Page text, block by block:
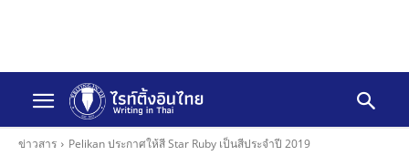
ข่าวสาร Pelikan ประกาศให้สี Star Ruby เป็นสีประจำปี 2019